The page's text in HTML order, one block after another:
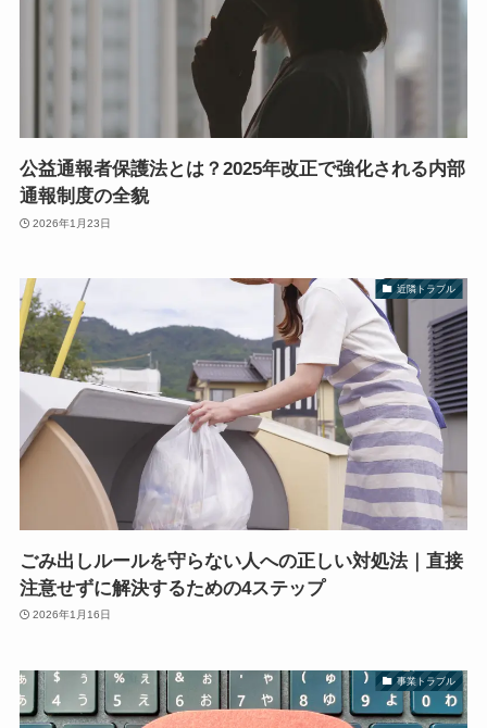
公益通報者保護法とは？2025年改正で強化される内部
通報制度の全貌
2026年1月23日
近隣トラブル
ごみ出しルールを守らない人への正しい対処法｜直接
注意せずに解決するための4ステップ
2026年1月16日
事業トラブル